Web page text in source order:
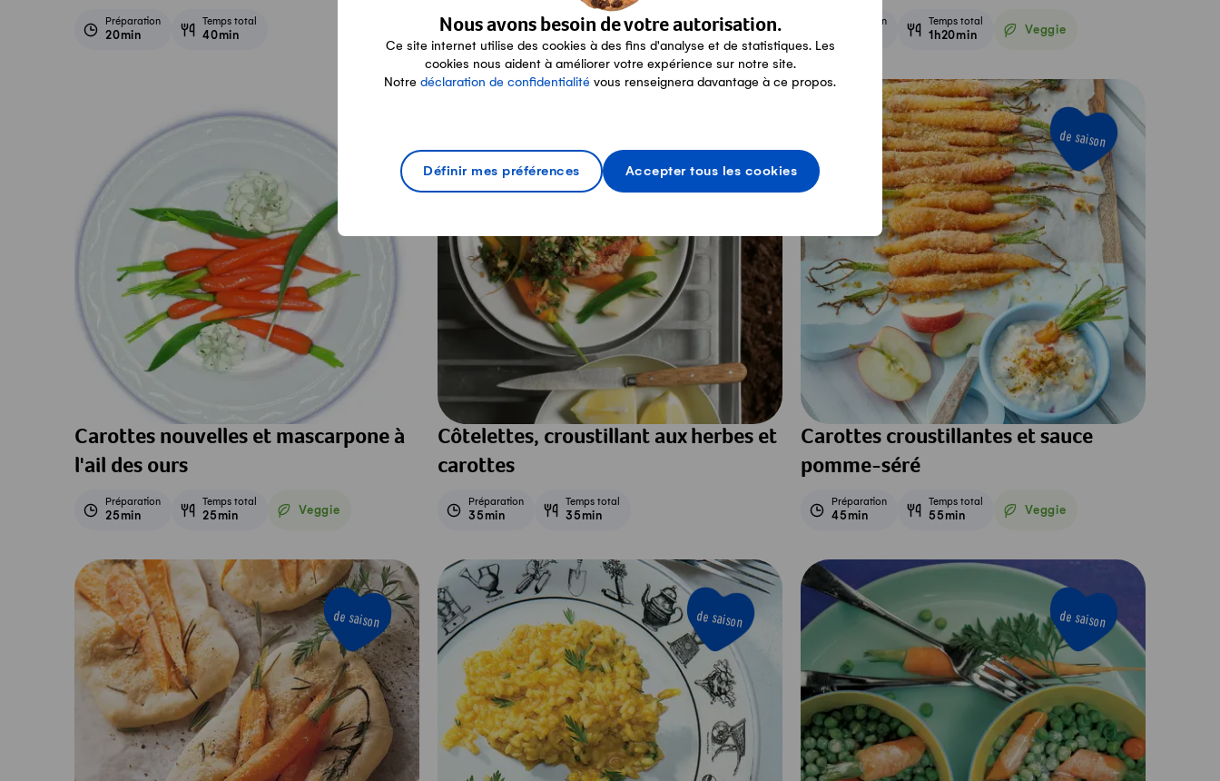
Nous avons besoin de votre autorisation.
Ce site internet utilise des cookies à des fins d'analyse et de statistiques. Les
cookies nous aident à améliorer votre expérience sur notre site.
Notre déclaration de confidentialité vous renseignera davantage à ce propos.
Définir mes préférences Accepter tous les cookies
Préparation
20min
Temps total
40min
Préparation Temps total
Veggie
Veggie
Préparation Temps total
1h20min Veggie
Veggie
Carottes nouvelles et mascarpone à
l'ail des ours
Préparation
25min
Temps total
25min Veggie
Veggie
Côtelettes, croustillant aux herbes et
carottes
Préparation
35min
Temps total
35min
de saison
Carottes croustillantes et sauce
pomme-séré
Préparation
45min
Temps total
55min Veggie
Veggie
de saison de saison de saison